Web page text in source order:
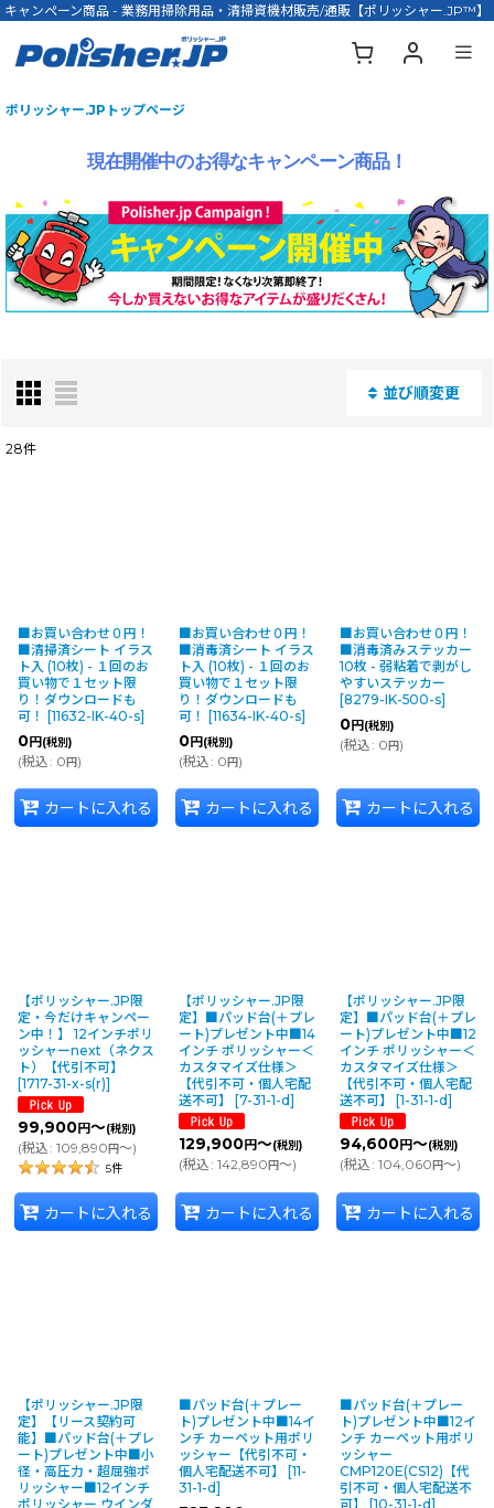
キャンペーン商品 - 業務用掃除用品・清掃資機材販売/通販【ポリッシャー.JP™】
ポリッシャー.JPトップページ
現在開催中のお得なキャンペーン商品！
並び順変更
28件
■お買い合わせ０円！
■清掃済シート イラス
ト入 (10枚) - １回のお
買い物で１セット限
り！ダウンロードも
可！ [11632-IK-40-s]
0円(税別)
(税込: 0円)
カートに入れる
■お買い合わせ０円！
■消毒済シート イラス
ト入 (10枚) - １回のお
買い物で１セット限
り！ダウンロードも
可！ [11634-IK-40-s]
0円(税別)
(税込: 0円)
カートに入れる
■お買い合わせ０円！
■消毒済みステッカー
10枚 - 弱粘着で剥がし
やすいステッカー
[8279-IK-500-s]
0円(税別)
(税込: 0円)
カートに入れる
【ポリッシャー.JP限
定・今だけキャンペー
ン中！】 12インチポリ
ッシャーnext（ネクス
ト）【代引不可】
[1717-31-x-s(r)]
99,900円～(税別)
(税込: 109,890円～)
5件
カートに入れる
【ポリッシャー.JP限
定】■パッド台(＋プレ
ート)プレゼント中■14
インチ ポリッシャー＜
カスタマイズ仕様＞
【代引不可・個人宅配
送不可】
[7-31-1-d]
129,900円～(税別)
(税込: 142,890円～)
カートに入れる
【ポリッシャー.JP限
定】■パッド台(＋プレ
ート)プレゼント中■12
インチ ポリッシャー＜
カスタマイズ仕様＞
【代引不可・個人宅配
送不可】
[1-31-1-d]
94,600円～(税別)
(税込: 104,060円～)
カートに入れる
【ポリッシャー.JP限
定】【リース契約可
能】■パッド台(＋プレ
ート)プレゼント中■小
径・高圧力・超屈強ポ
リッシャー■12インチ
ポリッシャー ウインダ
■パッド台(＋プレー
ト)プレゼント中■14イ
ンチ カーペット用ポリ
ッシャー【代引不可・
個人宅配送不可】
[11-
31-1-d]
■パッド台(＋プレー
ト)プレゼント中■12イ
ンチ カーペット用ポリ
ッシャー
CMP120E(CS12)【代
引不可・個人宅配送不
可】
[10-31-1-d]